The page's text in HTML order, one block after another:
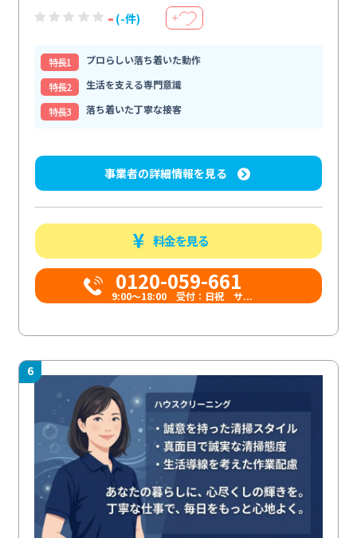
- (-件) ＋
特⻑1
プロらしい落ち着いた動作
特⻑2
生活を支える専門意識
特⻑3
落ち着いた丁寧な接客
事業者の詳細情報を見る
料金を見る
0120-059-661
9:00〜18:00 受付：日祝 サ...
6